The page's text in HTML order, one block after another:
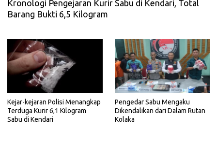
Kronologi Pengejaran Kurir Sabu di Kendari, Total
Barang Bukti 6,5 Kilogram
Kejar-kejaran Polisi Menangkap
Terduga Kurir 6,1 Kilogram
Sabu di Kendari
Pengedar Sabu Mengaku
Dikendalikan dari Dalam Rutan
Kolaka